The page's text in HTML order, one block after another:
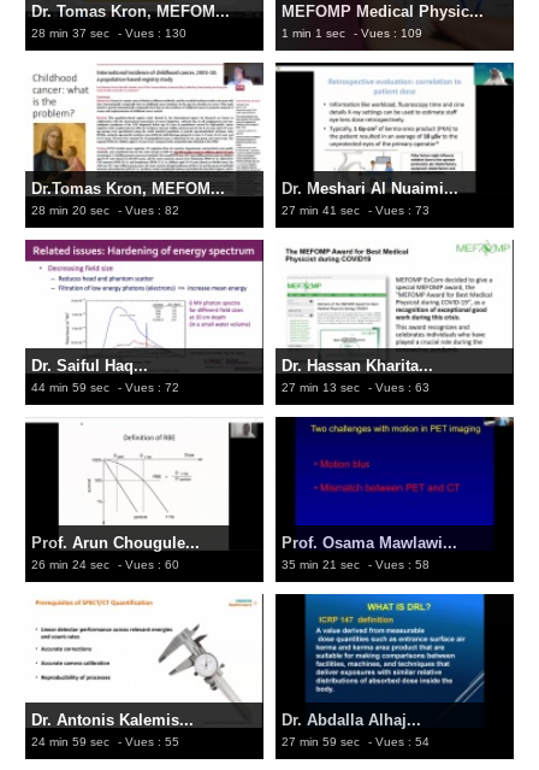
Dr. Tomas Kron, MEFOM...
28 min 37 sec - Vues : 130
MEFOMP Medical Physic...
1 min 1 sec - Vues : 109
Dr.Tomas Kron, MEFOM...
28 min 20 sec - Vues : 82
Dr. Meshari Al Nuaimi...
27 min 41 sec - Vues : 73
Dr. Saiful Haq...
44 min 59 sec - Vues : 72
Dr. Hassan Kharita...
27 min 13 sec - Vues : 63
Prof. Arun Chougule...
26 min 24 sec - Vues : 60
Prof. Osama Mawlawi...
35 min 21 sec - Vues : 58
Dr. Antonis Kalemis...
24 min 59 sec - Vues : 55
Dr. Abdalla Alhaj...
27 min 59 sec - Vues : 54